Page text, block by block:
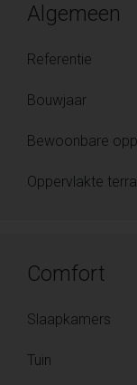
Algemeen
Referentie
Bouwjaar
Bewoonbare
Oppervlakte
Comfort
Slaapkamers
Tuin